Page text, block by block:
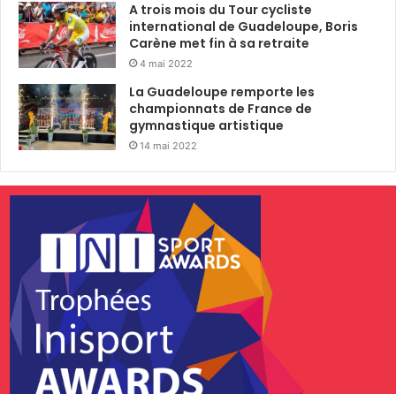
A trois mois du Tour cycliste
international de Guadeloupe, Boris
Carène met fin à sa retraite
4 mai 2022
La Guadeloupe remporte les
championnats de France de
gymnastique artistique
14 mai 2022